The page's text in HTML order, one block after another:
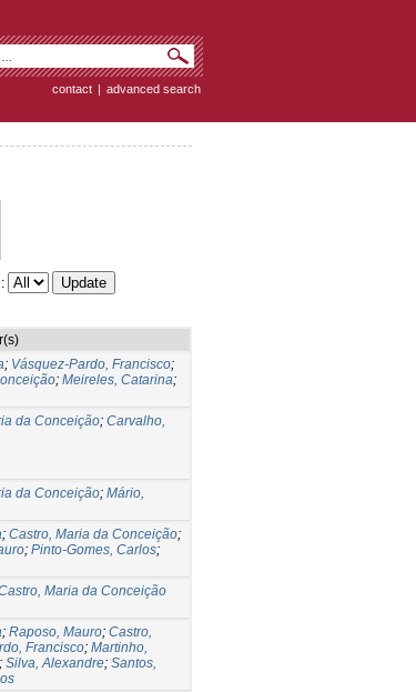
contact | advanced search
; Vásquez-Pardo, Francisco;
; Meireles, Catarina;
da Conceição; Carvalho,
da Conceição; Mário,
; Castro, Maria da Conceição;
; Pinto-Gomes, Carlos;
Maria da Conceição
; Raposo, Mauro; Castro,
Francisco; Martinho,
; Silva, Alexandre; Santos,